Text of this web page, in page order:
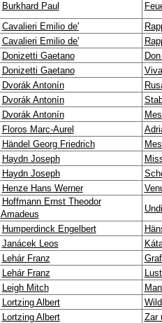
Burkhard Paul
Cavalieri Emilio de'
Cavalieri Emilio de'
Donizetti Gaetano
Donizetti Gaetano
Dvorák Antonín
Dvorák Antonín
Dvorák Antonín
Floros Marc-Aurel
Händel Georg Friedrich
Haydn Joseph
Haydn Joseph
Henze Hans Werner
Hoffmann Ernst Theodor
Amadeus
Humperdinck Engelbert
Janácek Leos
Lehár Franz
Lehár Franz
Leigh Mitch
Lortzing Albert
Lortzing Albert
Zar